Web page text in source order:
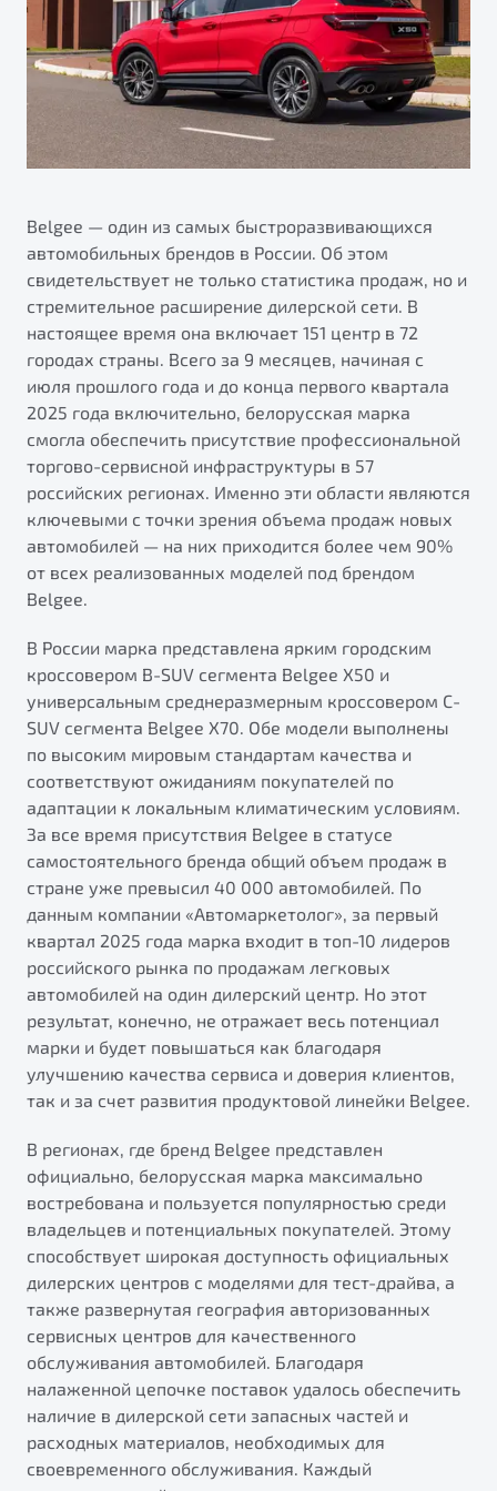
Яркий кроссовер
от 2 219 990 ₽*
S50
Элегантный и практичный седан
от 1 699 990 ₽*
Обзор В наличии
X70
Универсальный кроссовер
от 2 499 990 ₽*
Обзор В наличии
Страхование
Автокредит
Трейд-ин
Расчет КАСКО
Узнайте о специальных выгодах при покупке
автомобиля Belgee
Подробно
Автомобили в наличии
Тест-драйв
Автокредит
Спецпредложения
ПОДДЕРЖКА
Гарантия Belgee
Belgee Линк
Belgee Клуб
Реферальная программа
Клиентская поддержка
Помощь на дорогах
"Помощь на дорогах"
Преимущества программы
Запись на сервис
Калькулятор ТО
Клиентская поддержка
О дилерском центре
Правовая информация
НАША КОМАНДА
Belgee — один из самых быстроразвивающихся
автомобильных брендов в России. Об этом
свидетельствует не только статистика продаж, но и
стремительное расширение дилерской сети. В
настоящее время она включает 151 центр в 72
городах страны. Всего за 9 месяцев, начиная с
июля прошлого года и до конца первого квартала
2025 года включительно, белорусская марка
смогла обеспечить присутствие профессиональной
торгово-сервисной инфраструктуры в 57
российских регионах. Именно эти области являются
ключевыми с точки зрения объема продаж новых
автомобилей — на них приходится более чем 90%
от всех реализованных моделей под брендом
Belgee.
В России марка представлена ярким городским
кроссовером B-SUV сегмента Belgee X50 и
универсальным среднеразмерным кроссовером C-
SUV сегмента Belgee X70. Обе модели выполнены
по высоким мировым стандартам качества и
соответствуют ожиданиям покупателей по
адаптации к локальным климатическим условиям.
За все время присутствия Belgee в статусе
самостоятельного бренда общий объем продаж в
стране уже превысил 40 000 автомобилей. По
данным компании «Автомаркетолог», за первый
квартал 2025 года марка входит в топ-10 лидеров
российского рынка по продажам легковых
автомобилей на один дилерский центр. Но этот
результат, конечно, не отражает весь потенциал
марки и будет повышаться как благодаря
улучшению качества сервиса и доверия клиентов,
так и за счет развития продуктовой линейки Belgee.
В регионах, где бренд Belgee представлен
официально, белорусская марка максимально
востребована и пользуется популярностью среди
владельцев и потенциальных покупателей. Этому
способствует широкая доступность официальных
дилерских центров с моделями для тест-драйва, а
также развернутая география авторизованных
сервисных центров для качественного
обслуживания автомобилей. Благодаря
налаженной цепочке поставок удалось обеспечить
наличие в дилерской сети запасных частей и
расходных материалов, необходимых для
своевременного обслуживания. Каждый